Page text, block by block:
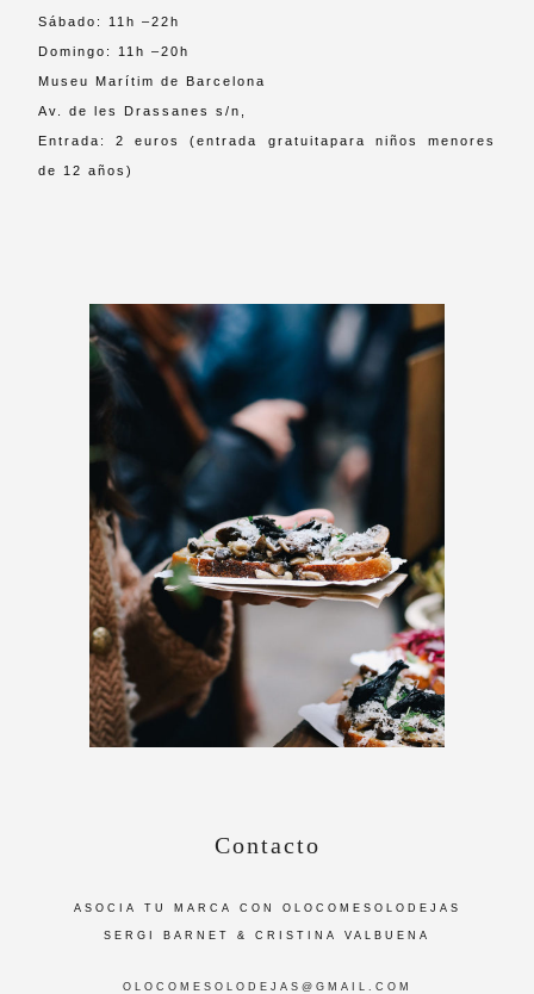
Sábado: 11h –22h
Domingo: 11h –20h
Museu Marítim de Barcelona
Av. de les Drassanes s/n,
Entrada: 2 euros (entrada gratuitapara niños menores
de 12 años)
Contacto
ASOCIA TU MARCA CON OLOCOMESOLODEJAS
SERGI BARNET & CRISTINA VALBUENA
OLOCOMESOLODEJAS@GMAIL.COM